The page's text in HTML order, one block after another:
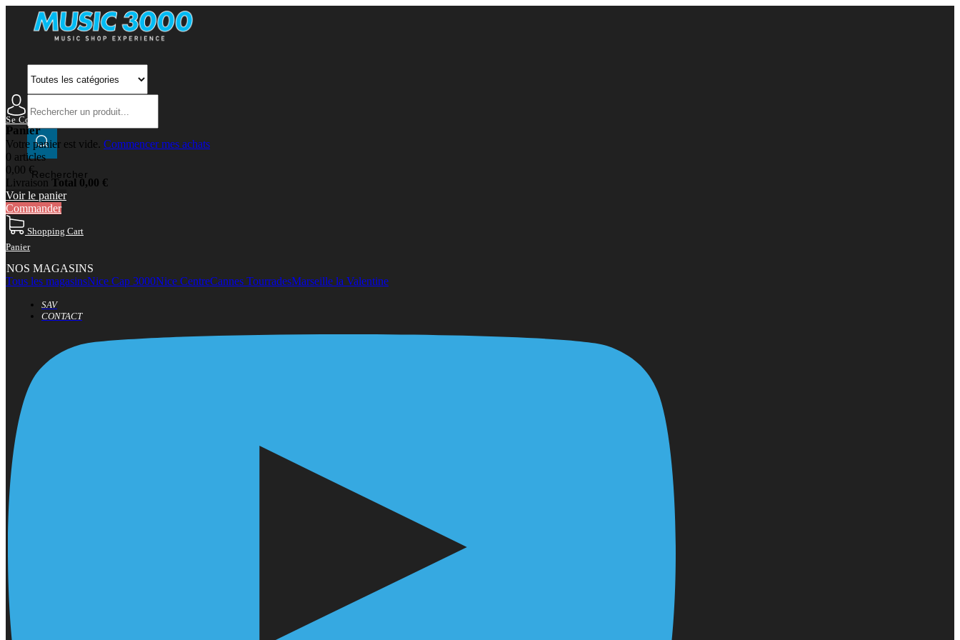
Rechercher
Se Connecter Mon Compte
Panier
Votre panier est vide. Commencer mes achats
0 articles
0,00 €
Livraison Total 0,00 €
Voir le panier
Commander
Shopping Cart
Panier
NOS MAGASINS
Tous les magasinsNice Cap 3000Nice CentreCannes TourradesMarseille la Valentine
SAV
CONTACT